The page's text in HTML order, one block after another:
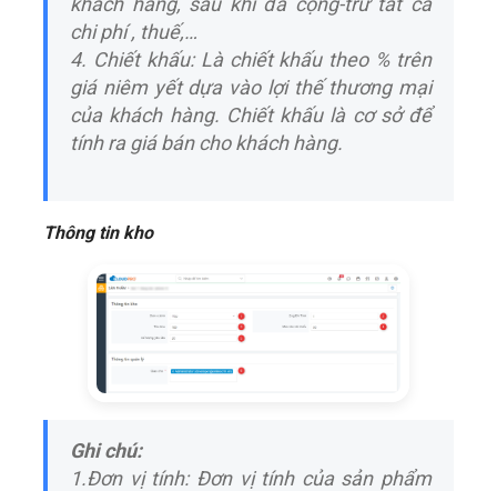
chi phí , thuế,…
4. Chiết khấu: Là chiết khấu theo % trên
giá niêm yết dựa vào lợi thế thương mại
của khách hàng. Chiết khấu là cơ sở để
tính ra giá bán cho khách hàng.
Thông tin kho
Ghi chú:
1.Đơn vị tính: Đơn vị tính của sản phẩm